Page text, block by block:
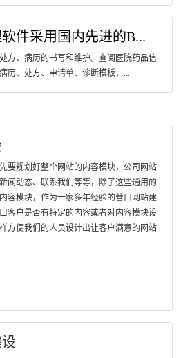
件采用国内先进的B...
方、病历的书写和维护。查阅医院药品信
历、处方、申请单、诊断模板，...
要规划好整个网站的内容模块，公司网站
闻动态、联系我们等等，除了这些通用的
容模块，作为一家多年经验的营口网站建
客户是否有特定的内容或者对内容模块设
方便我们的人员设计出让客户满意的网站